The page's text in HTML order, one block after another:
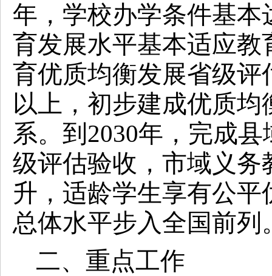
年，学校办学条件基
育发展水平基本适应
育优质均衡发展省级评
以上，初步建成优质
系。到2030年，完成
级评估验收，市域义
升，适龄学生享有公
总体水平步入全国前列
二、重点工作